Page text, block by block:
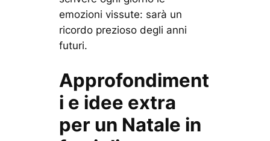
emozioni vissute: sarà un
ricordo prezioso degli anni
futuri.
Approfondiment
i e idee extra
per un Natale in